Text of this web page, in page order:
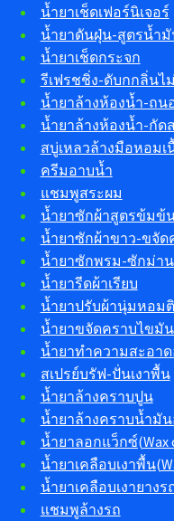
น้ำยาเช็ดเฟอร์นิเจอร์
น้ำยาดันฝุ่น-สูตรน้ำ
น้ำยาเช็ดกระจก
รีเฟรชชิ่ง-ดับกกลิ่นไ
น้ำยาล้างห้องน้ำ-ถ
น้ำยาล้างห้องน้ำ-กั
สบู่เหลวล้างมือหอมเ
ครีมอาบน้ำ
แชมพูสระผม
น้ำยาซักผ้าสูตรข้มข้
น้ำยาซักผ้าขาว-ขจัด
น้ำยาซักพรม-ซักม่าน
น้ำยารีดผ้าเรียบ
น้ำยาปรับผ้านุ่มหอม
น้ำยาขจัดคราบไขมั
น้ำยาทำความสะอา
สเปรย์บรัฟ-ปั่นเงาพื้น
น้ำยาล้างคราบปูน
น้ำยาล้างคราบน้ำมั
น้ำยาลอกแว็กซ์(Wax
น้ำยาเคลือบเงาพื้น
น้ำยาเคลือบเงายางร
แชมพูล้างรถ